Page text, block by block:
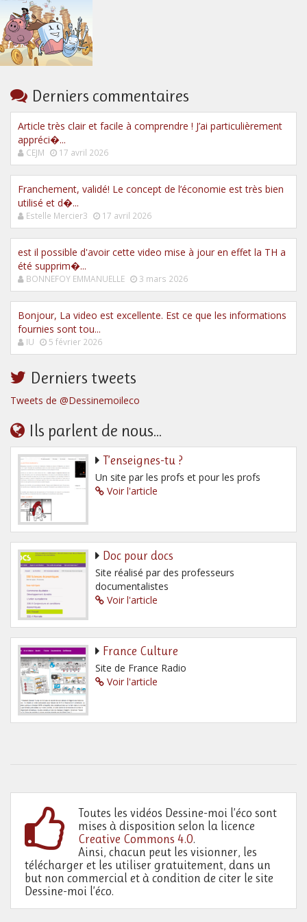
Derniers commentaires
Article très clair et facile à comprendre ! J’ai particulièrement
appréci�...
CEJM 17 avril 2026
Franchement, validé! Le concept de l’économie est très bien
utilisé et d�...
Estelle Mercier3 17 avril 2026
est il possible d'avoir cette video mise à jour en effet la TH a
été supprim�...
BONNEFOY EMMANUELLE 3 mars 2026
Bonjour, La video est excellente. Est ce que les informations
fournies sont tou...
IU 5 février 2026
Derniers tweets
Tweets de @Dessinemoileco
Ils parlent de nous...
T’enseignes-tu ?
Un site par les profs et pour les profs
Voir l'article
Doc pour docs
Site réalisé par des professeurs
documentalistes
Voir l'article
France Culture
Site de France Radio
Voir l'article
Toutes les vidéos Dessine-moi l’éco sont
mises à disposition selon la licence
Creative Commons 4.0.
Ainsi, chacun peut les visionner, les
télécharger et les utiliser gratuitement, dans un
but non commercial et à condition de citer le site
Dessine-moi l’éco.